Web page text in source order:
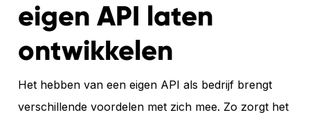
eigen API laten
ontwikkelen
Het hebben van een eigen API als bedrijf brengt
verschillende voordelen met zich mee. Zo zorgt het